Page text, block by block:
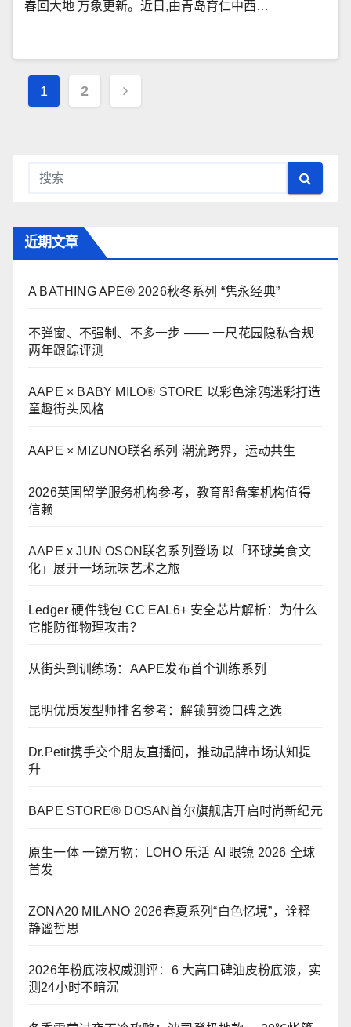
春回大地 万象更新。近日,由青岛育仁中西…
文
航
1 2
近期文章
A BATHING APE® 2026秋冬系列 “隽永经典”
不弹窗、不强制、不多一步 —— 一尺花园隐私合规
两年跟踪评测
AAPE × BABY MILO® STORE 以彩色涂鸦迷彩打造
童趣街头风格
AAPE × MIZUNO联名系列 潮流跨界，运动共生
2026英国留学服务机构参考，教育部备案机构值得
信赖
AAPE x JUN OSON联名系列登场 以「环球美食文
化」展开一场玩味艺术之旅
Ledger 硬件钱包 CC EAL6+ 安全芯片解析：为什么
它能防御物理攻击？
从街头到训练场：AAPE发布首个训练系列
昆明优质发型师排名参考：解锁剪烫口碑之选
Dr.Petit携手交个朋友直播间，推动品牌市场认知提
升
BAPE STORE® DOSAN首尔旗舰店开启时尚新纪元
原生一体 一镜万物：LOHO 乐活 AI 眼镜 2026 全球
首发
ZONA20 MILANO 2026春夏系列“白色忆境”，诠释
静谧哲思
2026年粉底液权威测评：6 大高口碑油皮粉底液，实
测24小时不暗沉